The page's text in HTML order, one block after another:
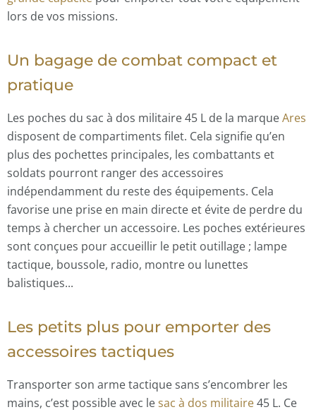
lors de vos missions.
Un bagage de combat compact et
pratique
Les poches du sac à dos militaire 45 L de la marqueAres
disposent de compartiments filet. Cela signifie qu’en
plus des pochettes principales, les combattants et
soldats pourront ranger des accessoires
indépendamment du reste des équipements. Cela
favorise une prise en main directe et évite de perdre du
temps à chercher un accessoire. Les poches extérieures
sont conçues pour accueillir le petit outillage ; lampe
tactique, boussole, radio, montre ou lunettes
balistiques...
Les petits plus pour emporter des
accessoires tactiques
Transporter son arme tactique sans s’encombrer les
mains, c’est possible avec lesac à dos militaire45 L. Ce